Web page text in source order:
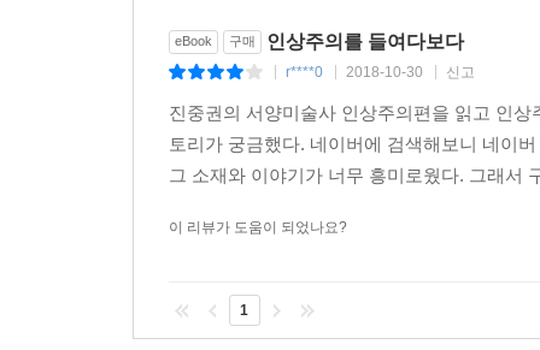
eBook 구매 인상주의를 들여다보다
r****0 2018-10-30 신고
진중권의 서양미술사 인상주의편을 읽고 인
토리가 궁금했다. 네이버에 검색해보니 네이
그 소재와 이야기가 너무 흥미로웠다. 그래서
이 리뷰가 도움이 되었나요?
1